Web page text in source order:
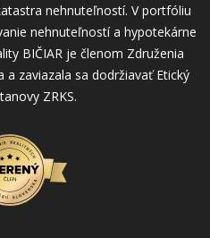
nehnuteľností. V portfóliu
nehnuteľností a hypotekárne
BIČIAR je členom Združenia
a zaviazala sa dodržiavať Etický
ZRKS.